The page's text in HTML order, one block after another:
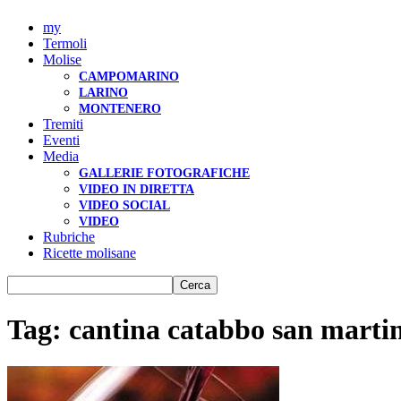
my
Termoli
Molise
CAMPOMARINO
LARINO
MONTENERO
Tremiti
Eventi
Media
GALLERIE FOTOGRAFICHE
VIDEO IN DIRETTA
VIDEO SOCIAL
VIDEO
Rubriche
Ricette molisane
Tag: cantina catabbo san